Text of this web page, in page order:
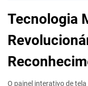
Tecnologia
O painel interativo de